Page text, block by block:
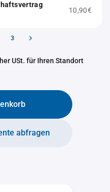
10,90€
3
USt. für Ihren Standort
abfragen